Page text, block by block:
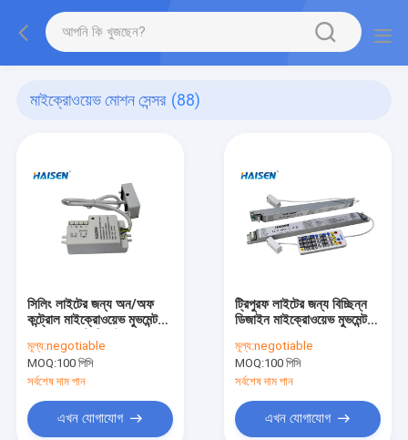
মাইক্রোওয়েভ মোশন সেন্সর (88)
সিলিং লাইটের জন্য অন/অফ
কন্ট্রোল মাইক্রোওয়েভ মুভমেন্ট
মূল্য:negotiable
MOQ:100 পিসি
সর্বশেষ দাম পান
এখন যোগাযোগ
ট্রিপুরফ লাইটের জন্য বিচ্ছিন্ন
ডিজাইন মাইক্রোওয়েভ মুভমেন্ট
মূল্য:negotiable
MOQ:100 পিসি
সর্বশেষ দাম পান
এখন যোগাযোগ